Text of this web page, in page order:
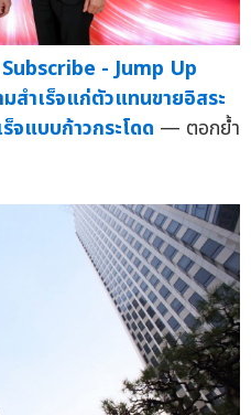
- Jump Up
ำเร็จแก่ตัวแทนขายอิสระ
จแบบก้าวกระโดด — ตอกย้ำ